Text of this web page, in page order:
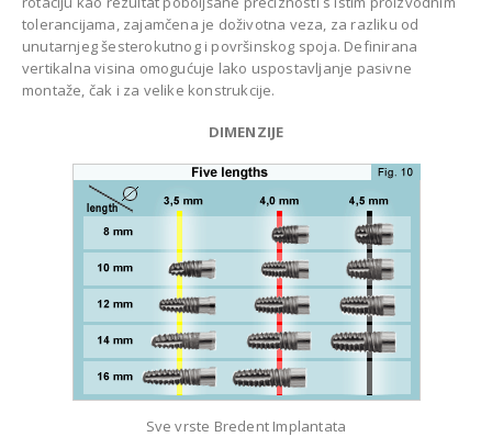
tolerancijama, zajamčena je doživotna veza, za razliku od
unutarnjeg šesterokutnog i površinskog spoja. Definirana
vertikalna visina omogućuje lako uspostavljanje pasivne
montaže, čak i za velike konstrukcije.
DIMENZIJE
Sve vrste Bredent Implantata